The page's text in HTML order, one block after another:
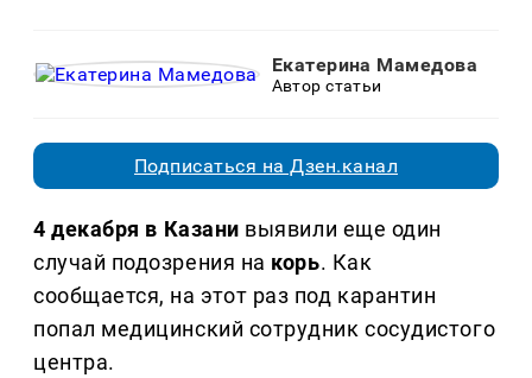
Екатерина Мамедова
Автор статьи
Подписаться на Дзен.канал
4 декабря в Казани выявили еще один
случай подозрения на корь. Как
сообщается, на этот раз под карантин
попал медицинский сотрудник сосудистого
центра.